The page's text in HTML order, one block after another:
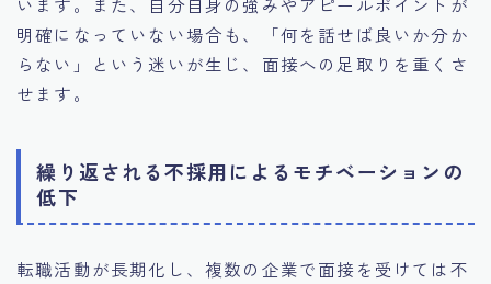
明確になっていない場合も、「何を話せば良いか分か
らない」という迷いが生じ、面接への足取りを重くさ
せます。
繰り返される不採用によるモチベーションの
低下
転職活動が長期化し、複数の企業で面接を受けては不